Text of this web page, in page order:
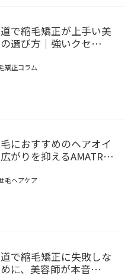
で縮毛矯正が上手い美
選び方｜強いクセ…
矯正コラム
におすすめのヘアオイ
がりを抑えるAMATR…
毛ヘアケア
で縮毛矯正に失敗しな
に、美容師が本音…